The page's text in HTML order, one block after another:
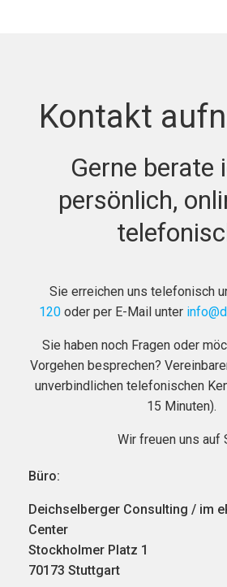
Kontakt
Gerne berate
persönlich,
Sie erreichen uns telefonisch
120 oder per E-Mail unter
Sie haben noch Fragen oder
Vorgehen besprechen?
unverbindlichen telefonischen
15 Minuten).
Wir freuen uns auf
Büro:
Deichselberger Consulting / im
Center
Stockholmer Platz 1
70173 Stuttgart